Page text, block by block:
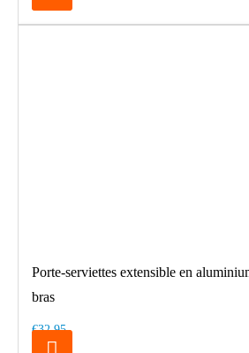
Porte-serviettes extensible en
bras
€32.95